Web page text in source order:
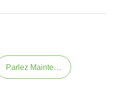
Parlez Maintenant.